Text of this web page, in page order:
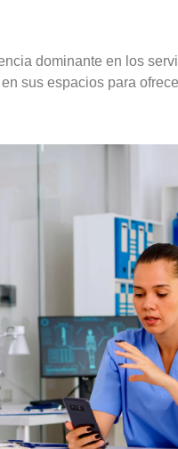
dominante en los
sus espacios para